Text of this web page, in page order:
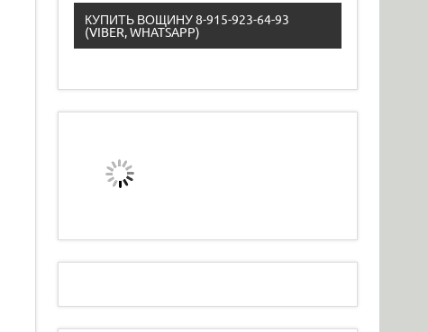
КУПИТЬ ВОЩИНУ 8-915-923-64-93
(VIBER, WHATSAPP)